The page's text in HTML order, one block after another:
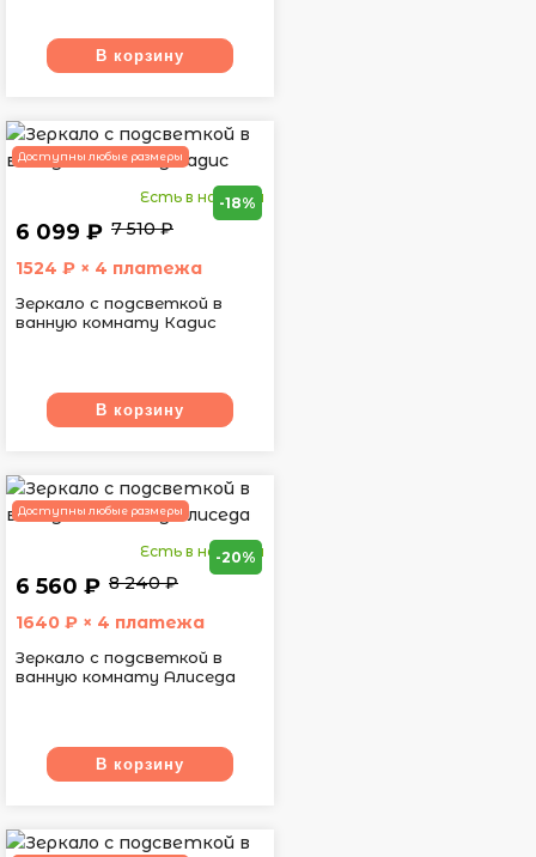
В корзину
Доступны любые размеры
Есть в наличии
6 099 ₽ 7 510 ₽
-18%
1524 ₽ × 4 платежа
Зеркало с подсветкой в
ванную комнату Кадис
В корзину
Доступны любые размеры
Есть в наличии
6 560 ₽ 8 240 ₽
-20%
1640 ₽ × 4 платежа
Зеркало с подсветкой в
ванную комнату Алиседа
В корзину